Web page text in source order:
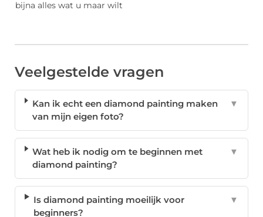
bijna alles wat u maar wilt
Veelgestelde vragen
Kan ik echt een diamond painting maken
van mijn eigen foto?
▼
Wat heb ik nodig om te beginnen met
diamond painting?
▼
Is diamond painting moeilijk voor
beginners?
▼